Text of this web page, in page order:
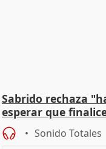
Sabrido rechaza
esperar que
Sonido Totales